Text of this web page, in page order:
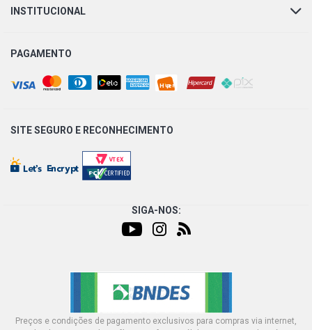
INSTITUCIONAL
PAGAMENTO
SITE SEGURO E RECONHECIMENTO
SIGA-NOS:
Preços e condições de pagamento exclusivos para compras via internet,